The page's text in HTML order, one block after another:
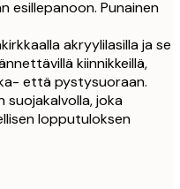
esillepanoon. Punainen
akryylilasilla ja se
kiinnikkeillä,
että pystysuoraan.
suojakalvolla, joka
lopputuloksen